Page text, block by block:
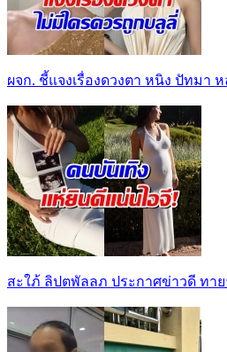
ผจก. ชี้แจงเรื่องดวงตา หนิง ปัทมา
สะใภ้ ลิปตพัลลภ ประกาศข่าวดี ทาย